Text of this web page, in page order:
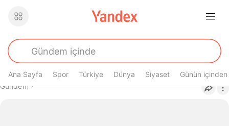
Ana Sayfa Spor Türkiye Dünya Siyaset Günün içinden
Buradasın
Gündem›